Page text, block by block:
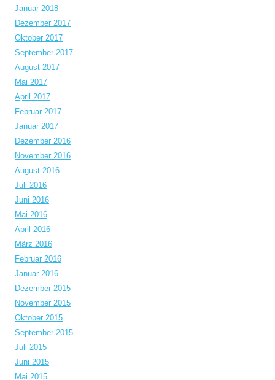
Januar 2018
Dezember 2017
Oktober 2017
September 2017
August 2017
Mai 2017
April 2017
Februar 2017
Januar 2017
Dezember 2016
November 2016
August 2016
Juli 2016
Juni 2016
Mai 2016
April 2016
März 2016
Februar 2016
Januar 2016
Dezember 2015
November 2015
Oktober 2015
September 2015
Juli 2015
Juni 2015
Mai 2015